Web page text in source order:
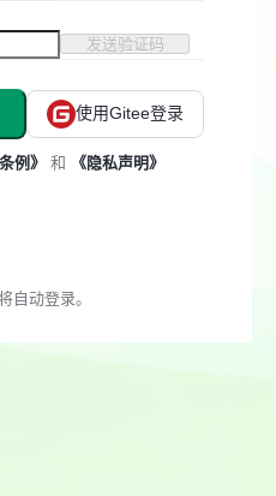
发送验证码
使用Gitee登录
例》 和 《隐私声明》
自动登录。